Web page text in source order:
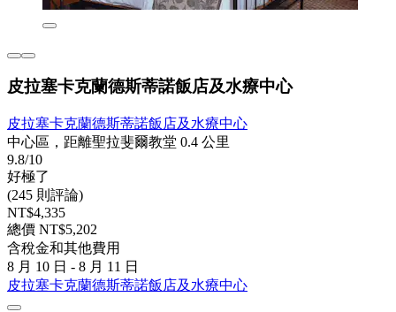
皮拉塞卡克蘭德斯蒂諾飯店及水療中心
皮拉塞卡克蘭德斯蒂諾飯店及水療中心
中心區，距離聖拉斐爾教堂 0.4 公里
9.8/10
好極了
(245 則評論)
NT$4,335
總價 NT$5,202
含稅金和其他費用
8 月 10 日 - 8 月 11 日
皮拉塞卡克蘭德斯蒂諾飯店及水療中心